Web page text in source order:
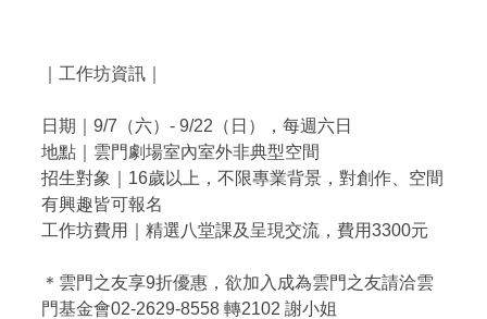
｜工作坊資訊｜
日期｜9/7（六）- 9/22（日），每週六日
地點｜雲門劇場室內室外非典型空間
招生對象｜16歲以上，不限專業背景，對創作、空間
有興趣皆可報名
工作坊費用｜精選八堂課及呈現交流，費用3300元
＊雲門之友享9折優惠，欲加入成為雲門之友請洽雲
門基金會02-2629-8558 轉2102 謝小姐